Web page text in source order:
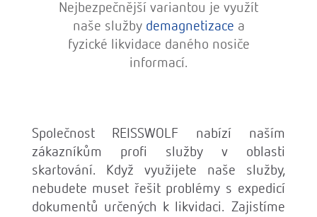
Nejbezpečnější variantou je využít
naše služby demagnetizace a
fyzické likvidace daného nosiče
informací.
Společnost REISSWOLF nabízí naším
zákazníkům profi služby v oblasti
skartování. Když využijete naše služby,
nebudete muset řešit problémy s expedicí
dokumentů určených k likvidaci. Zajistíme